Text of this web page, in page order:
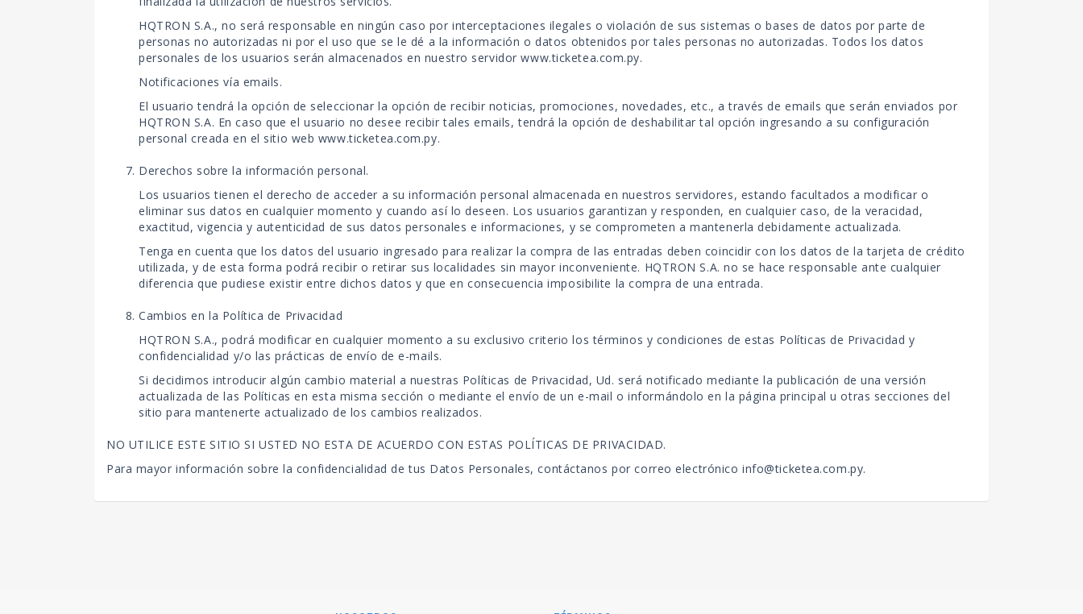
HQTRON S.A., no será responsable en ningún caso por interceptaciones ilegales o violación de sus sistemas o bases de datos por parte de
personas no autorizadas ni por el uso que se le dé a la información o datos obtenidos por tales personas no autorizadas. Todos los datos
personales de los usuarios serán almacenados en nuestro servidor www.ticketea.com.py.
Notificaciones vía emails.
El usuario tendrá la opción de seleccionar la opción de recibir noticias, promociones, novedades, etc., a través de emails que serán enviados por
HQTRON S.A. En caso que el usuario no desee recibir tales emails, tendrá la opción de deshabilitar tal opción ingresando a su configuración
personal creada en el sitio web www.ticketea.com.py.
Derechos sobre la información personal.
Los usuarios tienen el derecho de acceder a su información personal almacenada en nuestros servidores, estando facultados a modificar o
eliminar sus datos en cualquier momento y cuando así lo deseen. Los usuarios garantizan y responden, en cualquier caso, de la veracidad,
exactitud, vigencia y autenticidad de sus datos personales e informaciones, y se comprometen a mantenerla debidamente actualizada.
Tenga en cuenta que los datos del usuario ingresado para realizar la compra de las entradas deben coincidir con los datos de la tarjeta de crédito
utilizada, y de esta forma podrá recibir o retirar sus localidades sin mayor inconveniente. HQTRON S.A. no se hace responsable ante cualquier
diferencia que pudiese existir entre dichos datos y que en consecuencia imposibilite la compra de una entrada.
Cambios en la Política de Privacidad
HQTRON S.A., podrá modificar en cualquier momento a su exclusivo criterio los términos y condiciones de estas Políticas de Privacidad y
confidencialidad y/o las prácticas de envío de e-mails.
Si decidimos introducir algún cambio material a nuestras Políticas de Privacidad, Ud. será notificado mediante la publicación de una versión
actualizada de las Políticas en esta misma sección o mediante el envío de un e-mail o informándolo en la página principal u otras secciones del
sitio para mantenerte actualizado de los cambios realizados.
NO UTILICE ESTE SITIO SI USTED NO ESTA DE ACUERDO CON ESTAS POLÍTICAS DE PRIVACIDAD.
Para mayor información sobre la confidencialidad de tus Datos Personales, contáctanos por correo electrónicoinfo@ticketea.com.py.